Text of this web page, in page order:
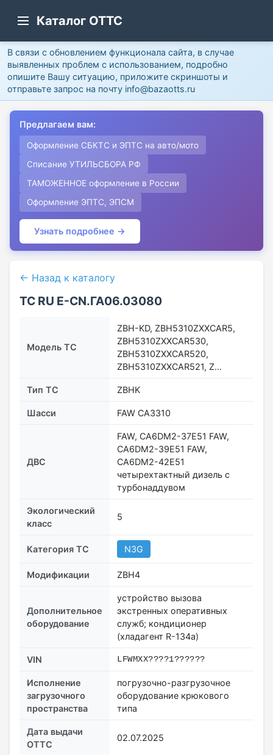
Каталог ОТТС
В связи с обновлением функционала сайта, в случае
выявленных проблем с использованием, подробно
опишите Вашу ситуацию, приложите скриншоты и
отправьте запрос на почту info@bazaotts.ru
Предлагаем вам:
Оформление СБКТС и ЭПТС на авто/мото
Списание УТИЛЬСБОРА РФ
ТАМОЖЕННОЕ оформление в России
Оформление ЭПТС, ЭПСМ
Узнать подробнее →
← Назад к каталогу
ТС RU Е-CN.ГА06.03080
Модель ТС
ZBH-KD, ZBH5310ZXXCAR5,
ZBH5310ZXXCAR530,
ZBH5310ZXXCAR520,
ZBH5310ZXXCAR521, Z…
Тип ТС ZBHK
Шасси FAW СА3310
ДВС
FAW, CA6DM2-37E51 FAW,
CA6DM2-39E51 FAW,
CA6DM2-42E51
четырехтактный дизель с
турбонаддувом
Экологический
класс
5
Категория ТС N3G
Модификации ZBH4
Дополнительное
оборудование
устройство вызова
экстренных оперативных
служб; кондиционер
(хладагент R-134a)
VIN LFWMXX????1??????
Исполнение
загрузочного
пространства
погрузочно-разгрузочное
оборудование крюкового
типа
Дата выдачи
ОТТС
02.07.2025